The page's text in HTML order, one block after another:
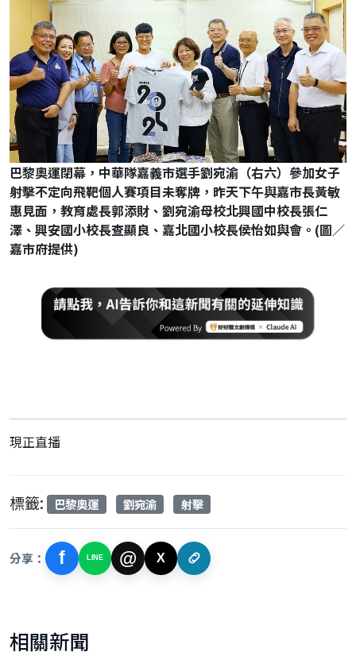
巴黎奧運閉幕，中華隊嘉義市選手劉宛渝（右六）參加女子
射擊不定向飛靶個人賽項目未奪牌，昨天下午與嘉市長黃敏
惠見面，教育處長郭添財、劉宛渝母校北興國中校長張仁
澤、興安國小校長查顯良、嘉北國小校長侯怡如與會。(圖／
嘉市府提供)
現正直播
標籤: 巴黎奧運 劉宛渝 射擊
分享： f LINE @ X
相關新聞